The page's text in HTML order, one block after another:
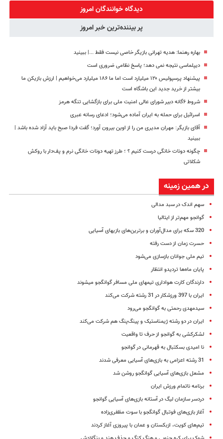
سبک و مقاوم |
پرداخت قسطی
دیدگاه خوانندگان امروز
پر بیننده‌ترین خبر امروز
بهاره رهنما: هدیه تهرانی بازیگر خاصی نیست فقط ...|‌ ببینید
دیپلماسی نتیجه‌ نمی دهد؛ پاسخ نظامی ضروری است
پیشنهاد پرسپولیس ۱۲۰ میلیارد است اما ما ۱۸۶ میلیارد می‌خواهیم | ارزش بازیکن ما
بیشتر از خرید جدید این باشگاه است
شروط ۶گانه دبیر شورای عالی امنیت ملی برای بازگشایی تنگه هرمز
اسرائیل برای حمله به ایران آماده می‌شود؛ ادعای رسانه عبری
آقای بازیگر: مهران مدیری من را از اوین بیرون آورد؛ گفت فردا صبح باید آزاد شده باشد |
ببینید
چگونه دونات خانگی درست کنیم ؟ ؛ طرز تهیه دونات خانگی نرم و پف‌دار با روکش
شکلاتی
در همین زمینه
سهم اندک در سبد مدالی
گوانجو مهم‌تر از ایتالیا
320 سکه برای مدال‌آوران و برترین‌های بازی‎های آسیایی
حسرت زمان از دست رفته
تیم ملی جوانان بازسازی می‌شود
پایان ماه‌ها تردیدو انتظار
دارندگان کارت هواداری تیم‎های ملی مسافر گوانگجو می‎شوند
ایران با 397 ورزشکار در 31 رشته شرکت می‌کند
سیدمهدی رحمتی به گوانگجو می‌رود
ایران در دو رشته ژیمناستیک و پینگ‌پنگ هم شرکت می‌کند
لشکرکشی به گوانجو از حرف تا واقعیت
نا امیدی بسکتبال به قهرمانی در گوانجو
31 رشته اعزامی به بازی‌های آسیایی معرفی شدند
مشعل بازی‌های آسیایی گوانگجو روشن شد
برنامه ناتمام ورزش ایران
دردسر سازمان لیگ در آستانه بازی‌های آسیایی گوانجو
آغاز بازی‌های فوتبال گوانگجو با سوت مظفری‌زاده
تیم‌های کویت، ازبکستان و عمان با پیروزی آغاز کردند